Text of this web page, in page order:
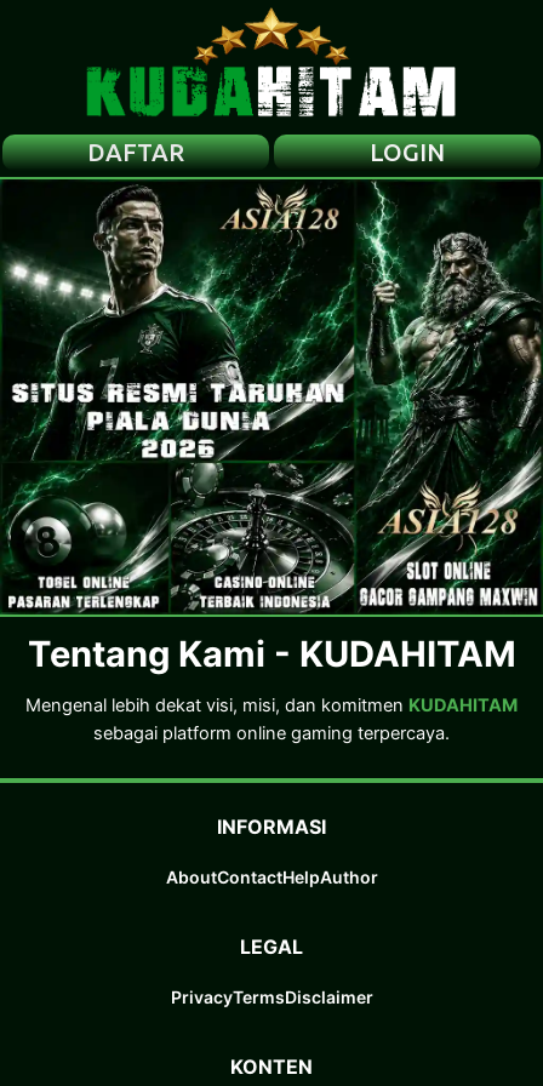
DAFTAR LOGIN
Tentang Kami - KUDAHITAM
Mengenal lebih dekat visi, misi, dan komitmen KUDAHITAM
sebagai platform online gaming terpercaya.
INFORMASI
AboutContactHelpAuthor
LEGAL
PrivacyTermsDisclaimer
KONTEN